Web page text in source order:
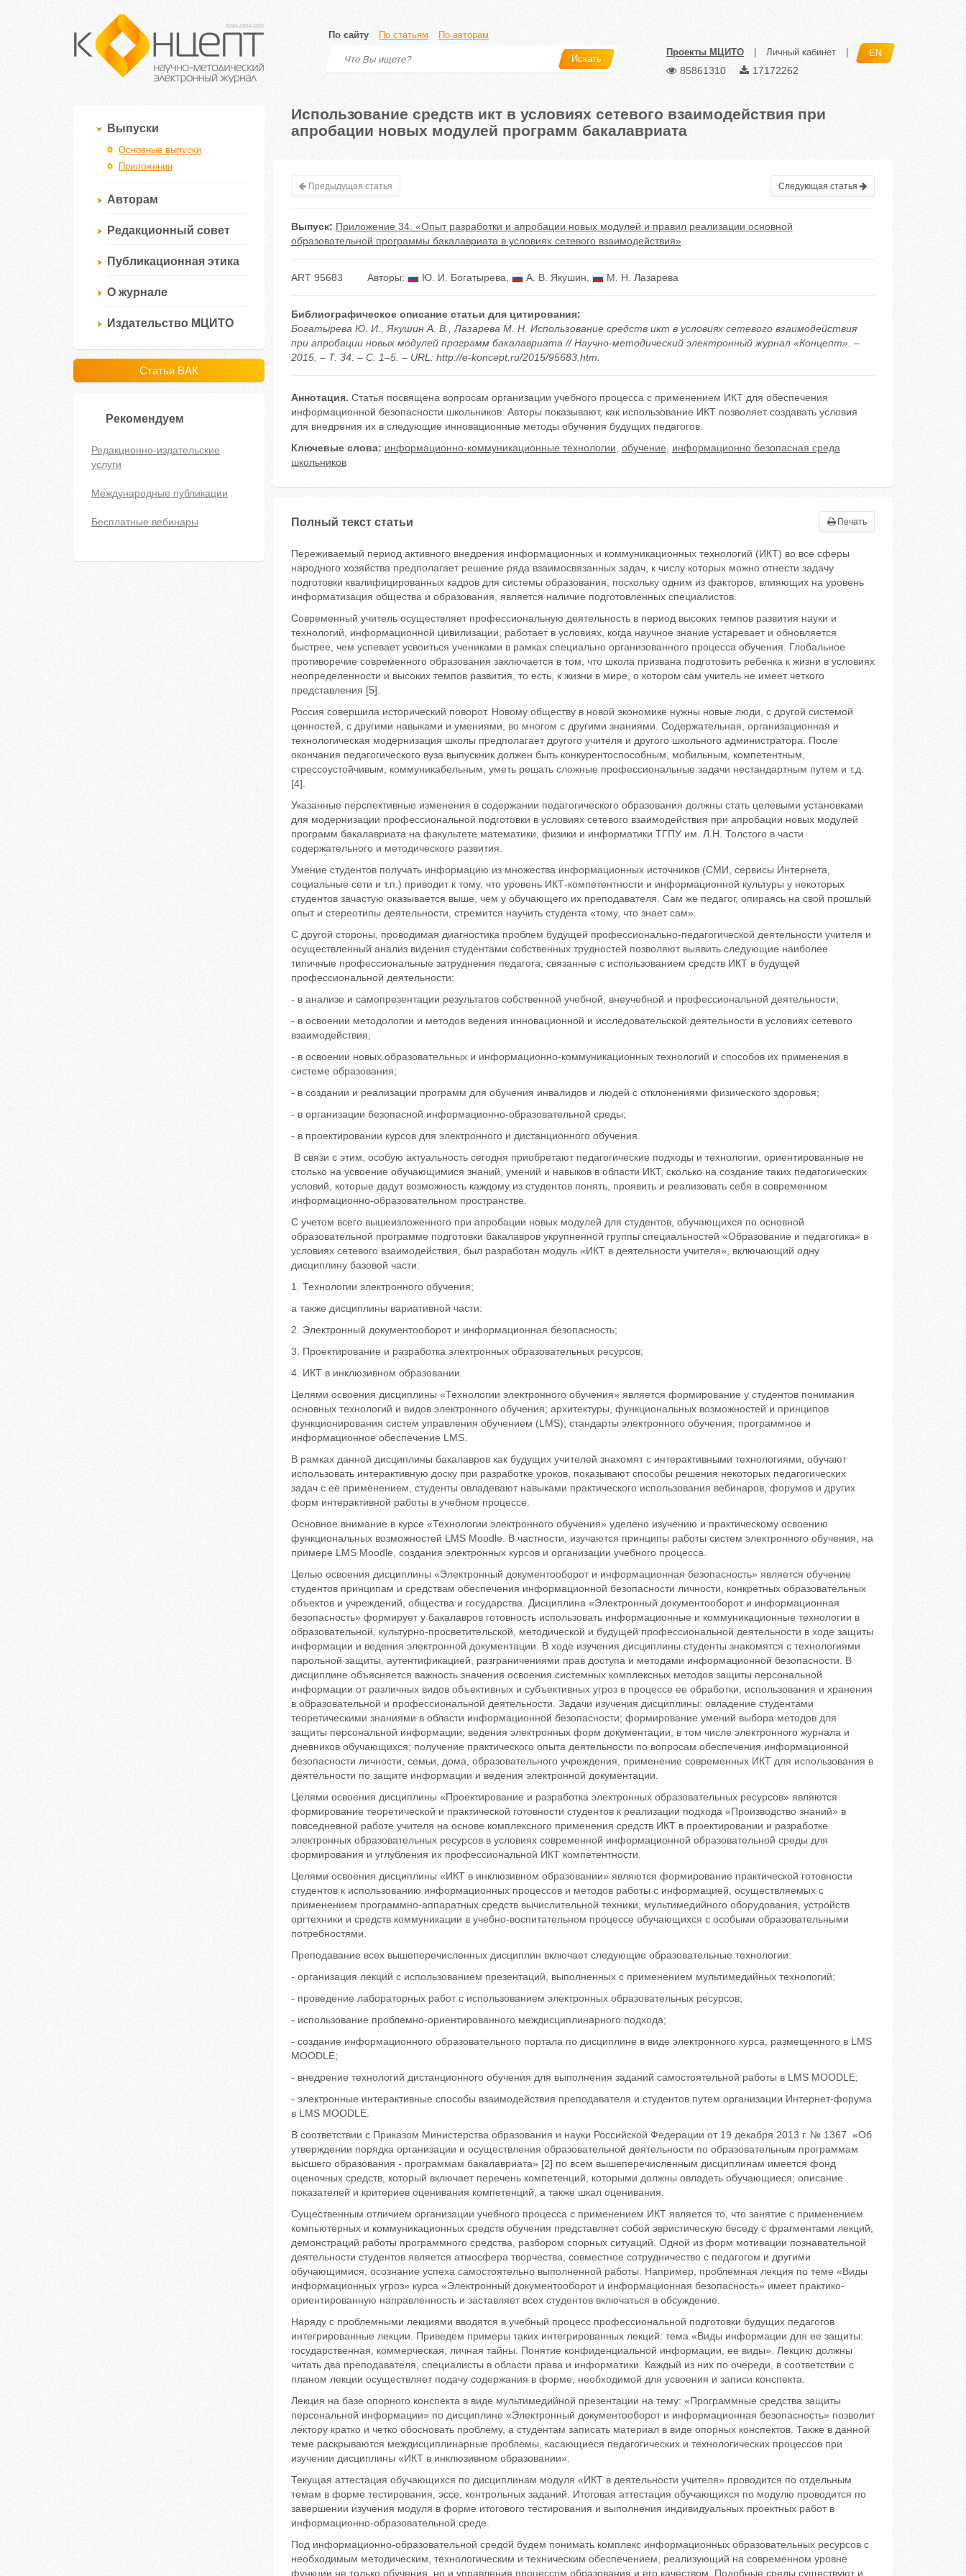
По сайту По статьям По авторам
Искать
Проекты МЦИТО Личный кабинет EN
85861310 17172262
Выпуски
Основные выпуски
Приложения
Авторам
Редакционный совет
Публикационная этика
О журнале
Издательство МЦИТО
Статьи ВАК
Рекомендуем
Редакционно-издательские
услуги
Международные публикации
Бесплатные вебинары
Использование средств икт в условиях сетевого взаимодействия при
апробации новых модулей программ бакалавриата
Предыдущая статья Следующая статья
Выпуск: Приложение 34. «Опыт разработки и апробации новых модулей и правил реализации основной
образовательной программы бакалавриата в условиях сетевого взаимодействия»
ART 95683 Авторы: Ю. И. Богатырева А. В. Якушин М. Н. Лазарева
Библиографическое описание статьи для цитирования:
Богатырева Ю. И., Якушин А. В., Лазарева М. Н. Использование средств икт в условиях сетевого взаимодействия
при апробации новых модулей программ бакалавриата // Научно-методический электронный журнал «Концепт». –
2015. – Т. 34. – С. 1–5. – URL: http://e-koncept.ru/2015/95683.htm.
Аннотация. Статья посвящена вопросам организации учебного процесса с применением ИКТ для обеспечения
информационной безопасности школьников. Авторы показывают, как использование ИКТ позволяет создавать условия
для внедрения их в следующие инновационные методы обучения будущих педагогов.
Ключевые слова: информационно-коммуникационные технологии обучение
информационно безопасная среда
школьников
Полный текст статьи Печать
Переживаемый период активного внедрения информационных и коммуникационных технологий (ИКТ) во все сферы
народного хозяйства предполагает решение ряда взаимосвязанных задач, к числу которых можно отнести задачу
подготовки квалифицированных кадров для системы образования, поскольку одним из факторов, влияющих на уровень
информатизация общества и образования, является наличие подготовленных специалистов.
Современный учитель осуществляет профессиональную деятельность в период высоких темпов развития науки и
технологий, информационной цивилизации, работает в условиях, когда научное знание устаревает и обновляется
быстрее, чем успевает усвоиться учениками в рамках специально организованного процесса обучения. Глобальное
противоречие современного образования заключается в том, что школа призвана подготовить ребенка к жизни в условиях
неопределенности и высоких темпов развития, то есть, к жизни в мире, о котором сам учитель не имеет четкого
представления [5].
Россия совершила исторический поворот. Новому обществу в новой экономике нужны новые люди, с другой системой
ценностей, с другими навыками и умениями, во многом с другими знаниями. Содержательная, организационная и
технологическая модернизация школы предполагает другого учителя и другого школьного администратора. После
окончания педагогического вуза выпускник должен быть конкурентоспособным, мобильным, компетентным,
стрессоустойчивым, коммуникабельным, уметь решать сложные профессиональные задачи нестандартным путем и т.д.
[4].
Указанные перспективные изменения в содержании педагогического образования должны стать целевыми установками
для модернизации профессиональной подготовки в условиях сетевого взаимодействия при апробации новых модулей
программ бакалавриата на факультете математики, физики и информатики ТГПУ им. Л.Н. Толстого в части
содержательного и методического развития.
Умение студентов получать информацию из множества информационных источников (СМИ, сервисы Интернета,
социальные сети и т.п.) приводит к тому, что уровень ИКТ-компетентности и информационной культуры у некоторых
студентов зачастую оказывается выше, чем у обучающего их преподавателя. Сам же педагог, опираясь на свой прошлый
опыт и стереотипы деятельности, стремится научить студента «тому, что знает сам».
С другой стороны, проводимая диагностика проблем будущей профессионально-педагогической деятельности учителя и
осуществленный анализ видения студентами собственных трудностей позволяют выявить следующие наиболее
типичные профессиональные затруднения педагога, связанные с использованием средств ИКТ в будущей
профессиональной деятельности:
- в анализе и самопрезентации результатов собственной учебной, внеучебной и профессиональной деятельности;
- в освоении методологии и методов ведения инновационной и исследовательской деятельности в условиях сетевого
взаимодействия;
- в освоении новых образовательных и информационно-коммуникационных технологий и способов их применения в
системе образования;
- в создании и реализации программ для обучения инвалидов и людей с отклонениями физического здоровья;
- в организации безопасной информационно-образовательной среды;
- в проектировании курсов для электронного и дистанционного обучения.
В связи с этим, особую актуальность сегодня приобретают педагогические подходы и технологии, ориентированные не
столько на усвоение обучающимися знаний, умений и навыков в области ИКТ, сколько на создание таких педагогических
условий, которые дадут возможность каждому из студентов понять, проявить и реализовать себя в современном
информационно-образовательном пространстве.
С учетом всего вышеизложенного при апробации новых модулей для студентов, обучающихся по основной
образовательной программе подготовки бакалавров укрупненной группы специальностей «Образование и педагогика» в
условиях сетевого взаимодействия, был разработан модуль «ИКТ в деятельности учителя», включающий одну
дисциплину базовой части:
1. Технологии электронного обучения;
а также дисциплины вариативной части:
2. Электронный документооборот и информационная безопасность;
3. Проектирование и разработка электронных образовательных ресурсов;
4. ИКТ в инклюзивном образовании.
Целями освоения дисциплины «Технологии электронного обучения» является формирование у студентов понимания
основных технологий и видов электронного обучения; архитектуры, функциональных возможностей и принципов
функционирования систем управления обучением (LMS); стандарты электронного обучения; программное и
информационное обеспечение LMS.
В рамках данной дисциплины бакалавров как будущих учителей знакомят с интерактивными технологиями, обучают
использовать интерактивную доску при разработке уроков, показывают способы решения некоторых педагогических
задач с её применением, студенты овладевают навыками практического использования вебинаров, форумов и других
форм интерактивной работы в учебном процессе.
Основное внимание в курсе «Технологии электронного обучения» уделено изучению и практическому освоению
функциональных возможностей LMS Moodle. В частности, изучаются принципы работы систем электронного обучения, на
примере LMS Moodle, создания электронных курсов и организации учебного процесса.
Целью освоения дисциплины «Электронный документооборот и информационная безопасность» является обучение
студентов принципам и средствам обеспечения информационной безопасности личности, конкретных образовательных
объектов и учреждений, общества и государства. Дисциплина «Электронный документооборот и информационная
безопасность» формирует у бакалавров готовность использовать информационные и коммуникационные технологии в
образовательной, культурно-просветительской, методической и будущей профессиональной деятельности в ходе защиты
информации и ведения электронной документации. В ходе изучения дисциплины студенты знакомятся с технологиями
парольной защиты, аутентификацией, разграничениями прав доступа и методами информационной безопасности. В
дисциплине объясняется важность значения освоения системных комплексных методов защиты персональной
информации от различных видов объективных и субъективных угроз в процессе ее обработки, использования и хранения
в образовательной и профессиональной деятельности. Задачи изучения дисциплины: овладение студентами
теоретическими знаниями в области информационной безопасности; формирование умений выбора методов для
защиты персональной информации; ведения электронных форм документации, в том числе электронного журнала и
дневников обучающихся; получение практического опыта деятельности по вопросам обеспечения информационной
безопасности личности, семьи, дома, образовательного учреждения, применение современных ИКТ для использования в
деятельности по защите информации и ведения электронной документации.
Целями освоения дисциплины «Проектирование и разработка электронных образовательных ресурсов» являются
формирование теоретической и практической готовности студентов к реализации подхода «Производство знаний» в
повседневной работе учителя на основе комплексного применения средств ИКТ в проектировании и разработке
электронных образовательных ресурсов в условиях современной информационной образовательной среды для
формирования и углубления их профессиональной ИКТ компетентности.
Целями освоения дисциплины «ИКТ в инклюзивном образовании» являются формирование практической готовности
студентов к использованию информационных процессов и методов работы с информацией, осуществляемых с
применением программно-аппаратных средств вычислительной техники, мультимедийного оборудования, устройств
оргтехники и средств коммуникации в учебно-воспитательном процессе обучающихся с особыми образовательными
потребностями.
Преподавание всех вышеперечисленных дисциплин включает следующие образовательные технологии:
- организация лекций с использованием презентаций, выполненных с применением мультимедийных технологий;
- проведение лабораторных работ с использованием электронных образовательных ресурсов;
- использование проблемно-ориентированного междисциплинарного подхода;
- создание информационного образовательного портала по дисциплине в виде электронного курса, размещенного в LMS
MOODLE;
- внедрение технологий дистанционного обучения для выполнения заданий самостоятельной работы в LMS MOODLE;
- электронные интерактивные способы взаимодействия преподавателя и студентов путем организации Интернет-форума
в LMS MOODLE.
В соответствии с Приказом Министерства образования и науки Российской Федерации от 19 декабря 2013 г. № 1367 «Об
утверждении порядка организации и осуществления образовательной деятельности по образовательным программам
высшего образования - программам бакалавриата» [2] по всем вышеперечисленным дисциплинам имеется фонд
оценочных средств, который включает перечень компетенций, которыми должны овладеть обучающиеся; описание
показателей и критериев оценивания компетенций, а также шкал оценивания.
Существенным отличием организации учебного процесса с применением ИКТ является то, что занятие с применением
компьютерных и коммуникационных средств обучения представляет собой эвристическую беседу с фрагментами лекций,
демонстраций работы программного средства, разбором спорных ситуаций. Одной из форм мотивации познавательной
деятельности студентов является атмосфера творчества, совместное сотрудничество с педагогом и другими
обучающимися, осознание успеха самостоятельно выполненной работы. Например, проблемная лекция по теме «Виды
информационных угроз» курса «Электронный документооборот и информационная безопасность» имеет практико-
ориентированную направленность и заставляет всех студентов включаться в обсуждение.
Наряду с проблемными лекциями вводятся в учебный процесс профессиональной подготовки будущих педагогов
интегрированные лекции. Приведем примеры таких интегрированных лекций: тема «Виды информации для ее защиты:
государственная, коммерческая, личная тайны. Понятие конфиденциальной информации, ее виды». Лекцию должны
читать два преподавателя, специалисты в области права и информатики. Каждый из них по очереди, в соответствии с
планом лекции осуществляет подачу содержания в форме, необходимой для усвоения и записи конспекта.
Лекция на базе опорного конспекта в виде мультимедийной презентации на тему: «Программные средства защиты
персональной информации» по дисциплине «Электронный документооборот и информационная безопасность» позволит
лектору кратко и четко обосновать проблему, а студентам записать материал в виде опорных конспектов. Также в данной
теме раскрываются междисциплинарные проблемы, касающиеся педагогических и технологических процессов при
изучении дисциплины «ИКТ в инклюзивном образовании».
Текущая аттестация обучающихся по дисциплинам модуля «ИКТ в деятельности учителя» проводится по отдельным
темам в форме тестирования, эссе, контрольных заданий. Итоговая аттестация обучающихся по модулю проводится по
завершении изучения модуля в форме итогового тестирования и выполнения индивидуальных проектных работ в
информационно-образовательной среде.
Под информационно-образовательной средой будем понимать комплекс информационных образовательных ресурсов с
необходимым методическим, технологическим и техническим обеспечением, реализующий на современном уровне
функции не только обучения, но и управления процессом образования и его качеством. Подобные среды существуют и